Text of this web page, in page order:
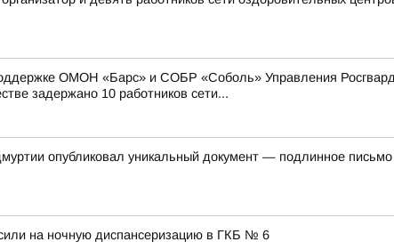
ОМОН «Барс» и СОБР «Соболь» Управления
задержано 10 работников сети...
опубликовал уникальный документ — подлинное
на ночную диспансеризацию в ГКБ № 6